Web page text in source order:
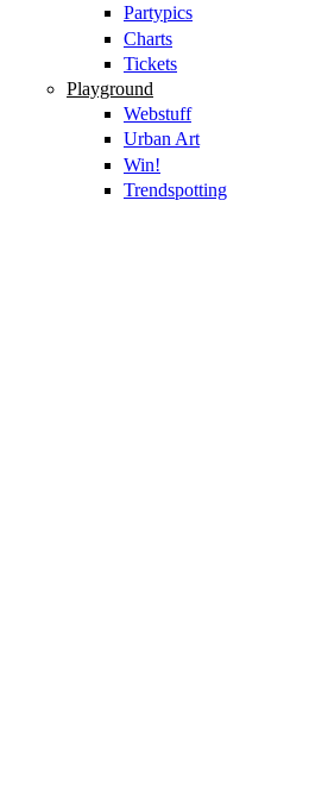
Partypics
Charts
Tickets
Playground
Webstuff
Urban Art
Win!
Trendspotting